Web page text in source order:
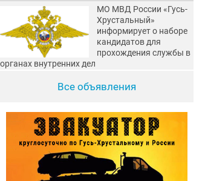
МО МВД России «Гусь-
Хрустальный»
информирует о наборе
кандидатов для
прохождения службы в
органах внутренних дел
Все объявления